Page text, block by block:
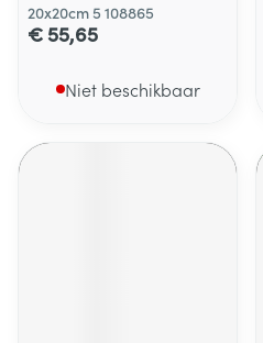
20x20cm 5 108865
€ 55,65
Niet beschikbaar